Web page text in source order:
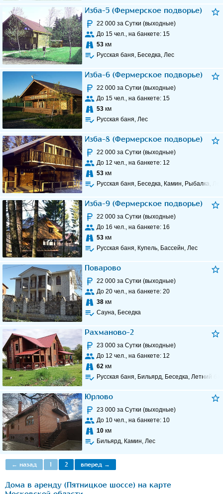
Изба-5 (Фермерское подворье)
22 000 за Сутки (выходные)
До 15 чел., на банкете: 15
53 км
Русская баня, Беседка, Лес
Изба-6 (Фермерское подворье)
22 000 за Сутки (выходные)
До 15 чел., на банкете: 15
53 км
Русская баня, Лес
Изба-8 (Фермерское подворье)
22 000 за Сутки (выходные)
До 12 чел., на банкете: 12
53 км
Русская баня, Беседка, Камин, Рыбалка,
Изба-9 (Фермерское подворье)
22 000 за Сутки (выходные)
До 16 чел., на банкете: 16
53 км
Русская баня, Купель, Бассейн, Лес
Поварово
22 000 за Сутки (выходные)
До 20 чел., на банкете: 20
38 км
Сауна, Беседка
Рахманово-2
23 000 за Сутки (выходные)
До 12 чел., на банкете: 12
62 км
Русская баня, Бильярд, Беседка, Летний
Юрлово
23 000 за Сутки (выходные)
До 10 чел., на банкете: 10
10 км
Бильярд, Камин, Лес
← назад 1 2 вперед →
Дома в аренду (Пятницкое шоссе) на карте